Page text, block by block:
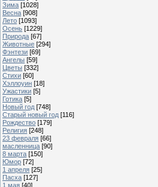
Зима [1028]
Весна [908]
Лето [1093]
Осень [1229]
Природа [67]
Животные [294]
Фэнтези [69]
Ангелы [59]
Цветы [332]
Стихи [60]
Хэллоуин [18]
Ужастики [5]
Готика [5]
Новый год [748]
Старый новый год [116]
Рождество [179]
Религия [248]
23 февраля [66]
масленница [90]
8 марта [150]
Юмор [72]
1 апреля [25]
Пасха [127]
1 мая [40]